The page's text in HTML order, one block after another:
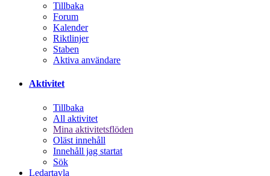
Tillbaka
Forum
Kalender
Riktlinjer
Staben
Aktiva användare
Aktivitet
Tillbaka
All aktivitet
Mina aktivitetsflöden
Oläst innehåll
Innehåll jag startat
Sök
Ledartavla